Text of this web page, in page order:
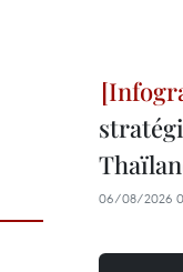
06/08/2026